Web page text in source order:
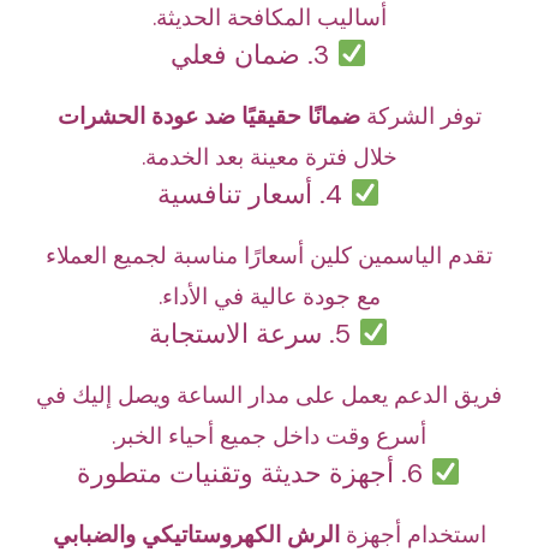
أساليب المكافحة الحديثة.
توفر الشركةضمانًا حقيقيًا ضد عودة الحشرات
خلال فترة معينة بعد الخدمة.
تقدم الياسمين كلين أسعارًا مناسبة لجميع العملاء
مع جودة عالية في الأداء.
فريق الدعم يعمل على مدار الساعة ويصل إليك في
أسرع وقت داخل جميع أحياء الخبر.
استخدام أجهزةالرش الكهروستاتيكي والضبابي